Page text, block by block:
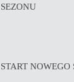
SEZONU
START